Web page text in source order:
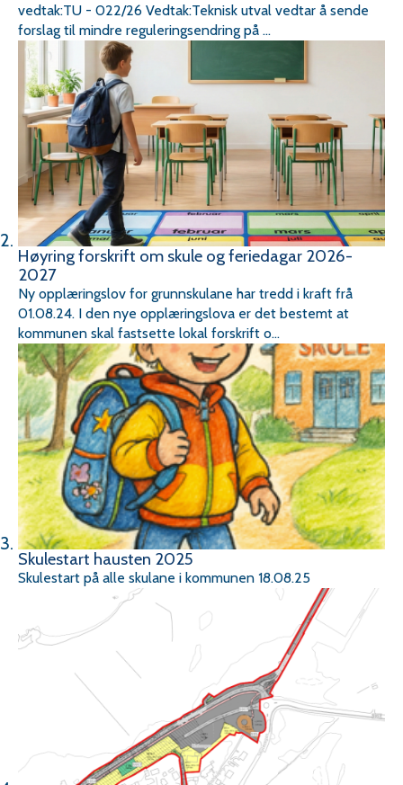
vedtak:TU - 022/26 Vedtak:Teknisk utval vedtar å sende
forslag til mindre reguleringsendring på ...
Høyring forskrift om skule og feriedagar 2026-
2027
Ny opplæringslov for grunnskulane har tredd i kraft frå
01.08.24. I den nye opplæringslova er det bestemt at
kommunen skal fastsette lokal forskrift o...
Skulestart hausten 2025
Skulestart på alle skulane i kommunen 18.08.25